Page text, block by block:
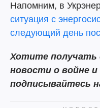
Напомним, в
ситуация с
следующий день
Хотите получать
новости о войне
подписывайтесь